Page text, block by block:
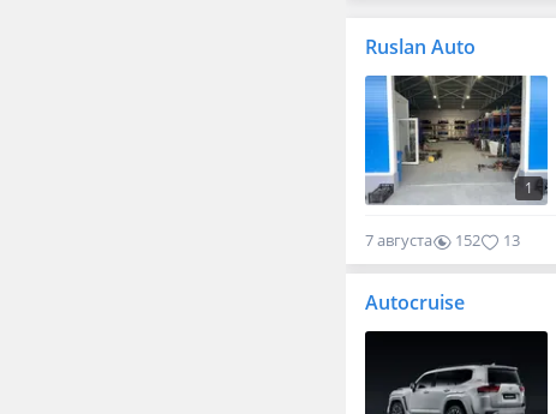
Ruslan Auto
1
7 августа 152 13
Autocruise